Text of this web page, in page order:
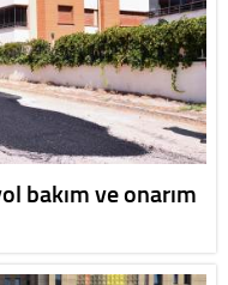
bakım ve onarım